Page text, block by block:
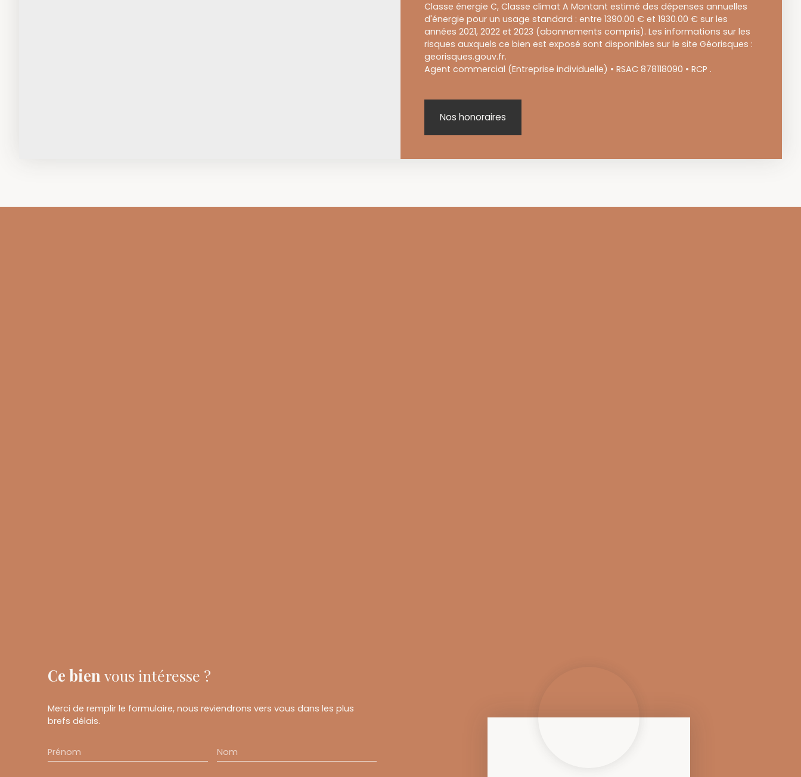
Classe énergie C, Classe climat A Montant estimé des dépenses annuelles
d'énergie pour un usage standard : entre 1390.00 € et 1930.00 € sur les
années 2021, 2022 et 2023 (abonnements compris). Les informations sur les
risques auxquels ce bien est exposé sont disponibles sur le site Géorisques :
georisques.gouv.fr.
Agent commercial (Entreprise individuelle) • RSAC 878118090 • RCP .
Nos honoraires
Ce bien vous intéresse ?
Merci de remplir le formulaire, nous reviendrons vers vous dans les plus
brefs délais.
Prénom Nom